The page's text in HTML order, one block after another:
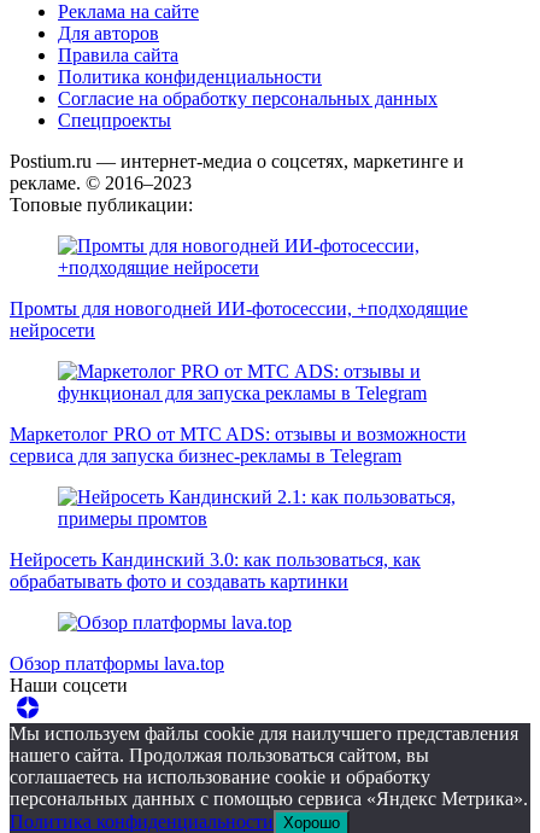
Реклама на сайте
Для авторов
Правила сайта
Политика конфиденциальности
Согласие на обработку персональных данных
Спецпроекты
Postium.ru — интернет-медиа о соцсетях, маркетинге и
рекламе. © 2016–2023
Топовые публикации:
Промты для новогодней ИИ-фотосессии, +подходящие
нейросети
Маркетолог PRO от MTC ADS: отзывы и возможности
сервиса для запуска бизнес-рекламы в Telegram
Нейросеть Кандинский 3.0: как пользоваться, как
обрабатывать фото и создавать картинки
Обзор платформы lava.top
Наши соцсети
Мы используем файлы cookie для наилучшего представления
нашего сайта. Продолжая пользоваться сайтом, вы
соглашаетесь на использование cookie и обработку
персональных данных с помощью сервиса «Яндекс Метрика».
Политика конфиденциальности Хорошо